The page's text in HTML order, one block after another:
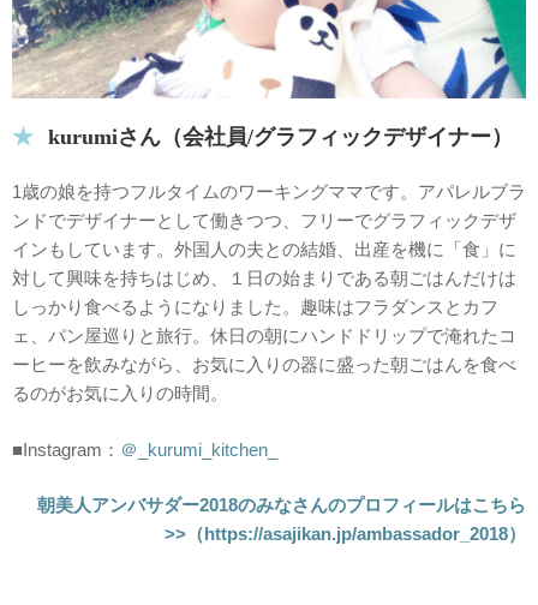
kurumiさん（会社員/グラフィックデザイナー）
1歳の娘を持つフルタイムのワーキングママです。アパレルブラ
ンドでデザイナーとして働きつつ、フリーでグラフィックデザ
インもしています。外国人の夫との結婚、出産を機に「食」に
対して興味を持ちはじめ、１日の始まりである朝ごはんだけは
しっかり食べるようになりました。趣味はフラダンスとカフ
ェ、パン屋巡りと旅行。休日の朝にハンドドリップで淹れたコ
ーヒーを飲みながら、お気に入りの器に盛った朝ごはんを食べ
るのがお気に入りの時間。
■Instagram： ＠_kurumi_kitchen_
朝美人アンバサダー2018のみなさんのプロフィールはこちら
>>（https://asajikan.jp/ambassador_2018）